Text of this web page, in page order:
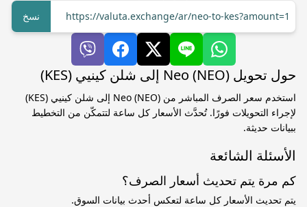
https://valuta.exchange/ar/neo-to-kes?amount=1
نسخ
حول تحويل Neo (NEO) إلى شلن كينيي (KES)
استخدم سعر الصرف المباشر من Neo (NEO) إلى شلن كينيي (KES)
لإجراء التحويلات فورًا. تُحدَّث الأسعار كل ساعة لتتمكّن من التخطيط
ببيانات حديثة.
الأسئلة الشائعة
كم مرة يتم تحديث أسعار الصرف؟
يتم تحديث الأسعار كل ساعة لتعكس أحدث بيانات السوق.